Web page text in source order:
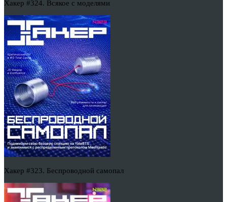
Хакер #324. Всякое с моделями
Хакер #323. Беспроводной самопал